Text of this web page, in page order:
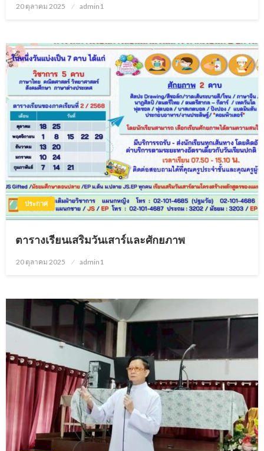
Posted
20 ตุลาคม 2025 admin1
ประกาศ
ตารางเรียนเสริมวันเสาร์และศักยภาพ
Posted
20 ตุลาคม 2025 admin1